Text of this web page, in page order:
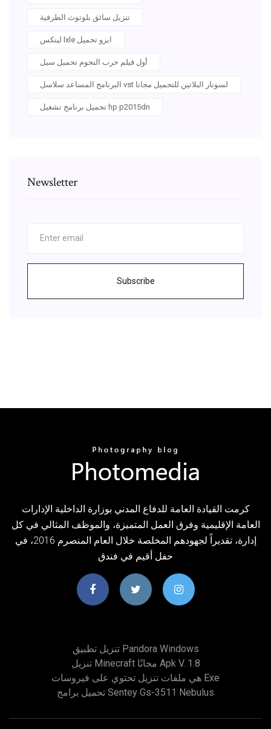
تنزيل سائق بلوتوث الطرفية
لينكس lxle ايزو تحميل
أول فيلم حرب النجوم تحميل سيل
البرنامج المساعد سلاسل vst لسونار البلاتين للتحميل مجانا
تحميل برنامج تشغيل hp p2015dn
Newsletter
Subscribe
كرمت القيادة العامة للدفاع المدني بوزارة الداخلية الإدارات
العامة الإقليمية وفرق العمل المتميزة، والموظف المثالي في كل
إدارة، تقديراً لجهودهم المخلصة خلال العام المنصرم 2016، في
حفل أقيم في فندق
تنزيل تطبيق Pandora Windows
تنزيل Minecraft مجانًا Apk V. 1.8
هي ملفات تنزيل تحتوي على فيروسات Exe
تحميل برامج Sentey Gs-3511 Nebulus